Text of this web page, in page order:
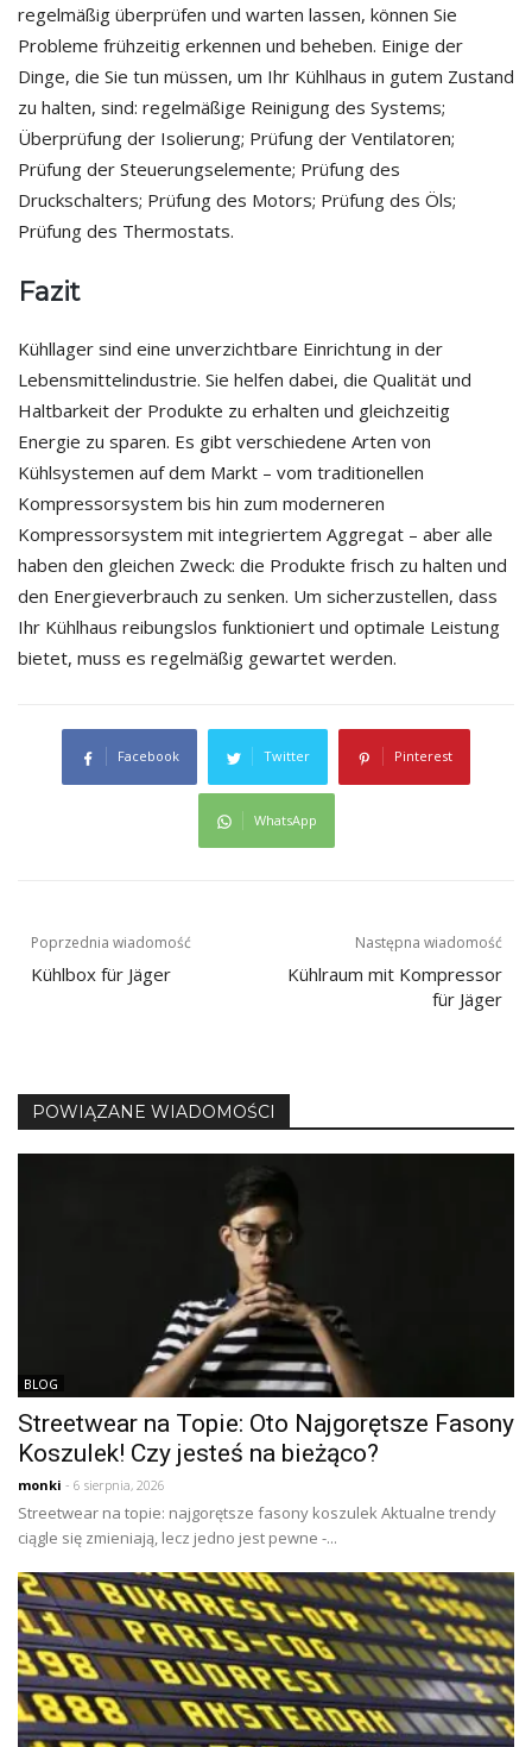
regelmäßig überprüfen und warten lassen, können Sie
Probleme frühzeitig erkennen und beheben. Einige der
Dinge, die Sie tun müssen, um Ihr Kühlhaus in gutem Zustand
zu halten, sind: regelmäßige Reinigung des Systems;
Überprüfung der Isolierung; Prüfung der Ventilatoren;
Prüfung der Steuerungselemente; Prüfung des
Druckschalters; Prüfung des Motors; Prüfung des Öls;
Prüfung des Thermostats.
Fazit
Kühllager sind eine unverzichtbare Einrichtung in der
Lebensmittelindustrie. Sie helfen dabei, die Qualität und
Haltbarkeit der Produkte zu erhalten und gleichzeitig
Energie zu sparen. Es gibt verschiedene Arten von
Kühlsystemen auf dem Markt – vom traditionellen
Kompressorsystem bis hin zum moderneren
Kompressorsystem mit integriertem Aggregat – aber alle
haben den gleichen Zweck: die Produkte frisch zu halten und
den Energieverbrauch zu senken. Um sicherzustellen, dass
Ihr Kühlhaus reibungslos funktioniert und optimale Leistung
bietet, muss es regelmäßig gewartet werden.
Facebook Twitter Pinterest
WhatsApp
Nawigacja
wpisu
Poprzednia wiadomość
Kühlbox für Jäger
Następna wiadomość
Kühlraum mit Kompressor
für Jäger
POWIĄZANE WIADOMOŚCI
BLOG
Streetwear na Topie: Oto Najgorętsze Fasony
Koszulek! Czy jesteś na bieżąco?
monki - 6 sierpnia, 2026
Streetwear na topie: najgorętsze fasony koszulek Aktualne trendy
ciągle się zmieniają, lecz jedno jest pewne -...